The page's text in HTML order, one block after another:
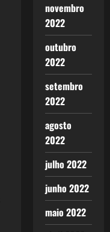
novembro
2022
outubro
2022
setembro
2022
agosto
2022
julho 2022
junho 2022
maio 2022